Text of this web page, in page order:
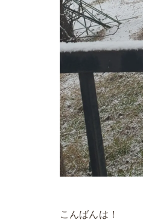
こんばんは！